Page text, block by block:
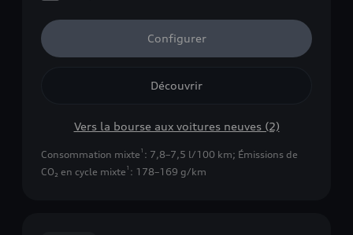
Configurer
Découvrir
Vers la bourse aux voitures neuves (2)
Consommation mixte 1 : 7,8–7,5 l/100 km; Émissions de
CO₂ en cycle mixte 1 : 178–169 g/km